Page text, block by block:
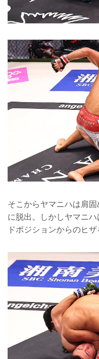
そこからヤマニハは肩
に脱出。しかしヤマニ
ドポジションからのヒ